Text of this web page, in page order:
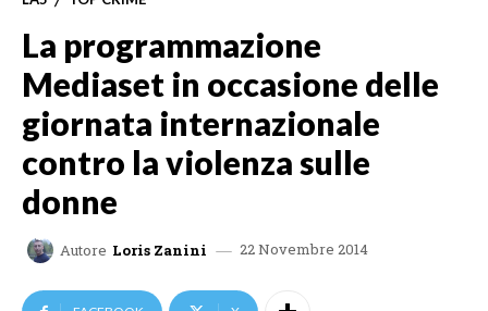
La programmazione
Mediaset in occasione delle
giornata internazionale
contro la violenza sulle
donne
Autore Loris Zanini 22 Novembre 2014